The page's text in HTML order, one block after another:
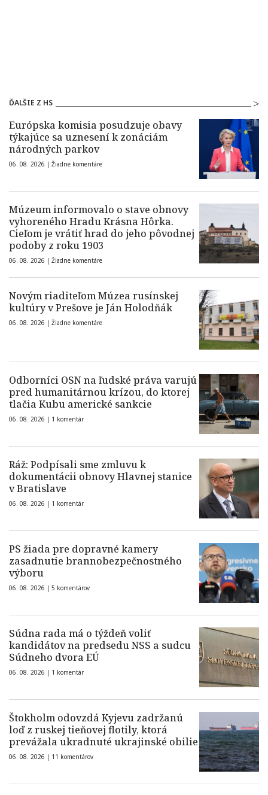
ĎALŠIE Z HS
Európska komisia posudzuje obavy
týkajúce sa uznesení k zonáciám
národných parkov
06. 08. 2026 | Žiadne komentáre
Múzeum informovalo o stave obnovy
vyhoreného Hradu Krásna Hôrka.
Cieľom je vrátiť hrad do jeho pôvodnej
podoby z roku 1903
06. 08. 2026 | Žiadne komentáre
Novým riaditeľom Múzea rusínskej
kultúry v Prešove je Ján Holodňák
06. 08. 2026 | Žiadne komentáre
Odborníci OSN na ľudské práva varujú
pred humanitárnou krízou, do ktorej
tlačia Kubu americké sankcie
06. 08. 2026 | 1 komentár
Ráž: Podpísali sme zmluvu k
dokumentácii obnovy Hlavnej stanice
v Bratislave
06. 08. 2026 | 1 komentár
PS žiada pre dopravné kamery
zasadnutie brannobezpečnostného
výboru
06. 08. 2026 | 5 komentárov
Súdna rada má o týždeň voliť
kandidátov na predsedu NSS a sudcu
Súdneho dvora EÚ
06. 08. 2026 | 1 komentár
Štokholm odovzdá Kyjevu zadržanú
loď z ruskej tieňovej flotily, ktorá
prevážala ukradnuté ukrajinské obilie
06. 08. 2026 | 11 komentárov